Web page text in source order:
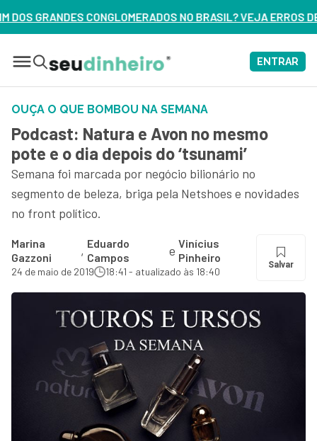
NO BRASIL? VEJA ERROS DE 3 DELES – ASSISTA
ENTRAR
OUÇA O QUE BOMBOU NA SEMANA
Podcast: Natura e Avon no mesmo
pote e o dia depois do ‘tsunami’
Semana foi marcada por negócio bilionário no
segmento de beleza, briga pela Netshoes e novidades
no front político.
Marina
Gazzoni
, Eduardo
Campos
e Vinícius
Pinheiro
24 de maio de 2019 18:41 - atualizado às 18:40
Salvar